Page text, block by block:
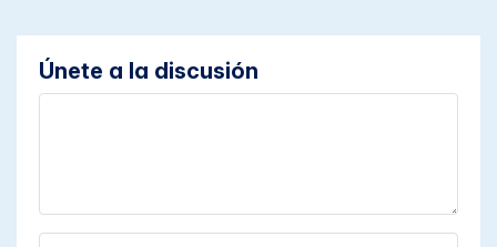
Únete a la discusión